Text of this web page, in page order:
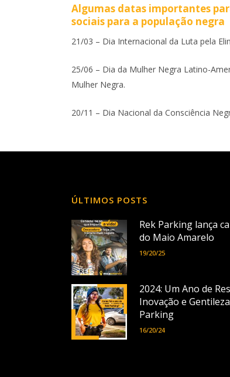
Algumas datas importantes
sociais para a população negra
21/03 – Dia Internacional da Luta pela
25/06 – Dia da Mulher Negra Latino-
Mulher Negra.
20/11 – Dia Nacional da Consciência
ÚLTIMOS POSTS
Rek Parking lança
do Maio Amarelo
19/20/25
2024: Um Ano de
Inovação e
Parking
16/20/24